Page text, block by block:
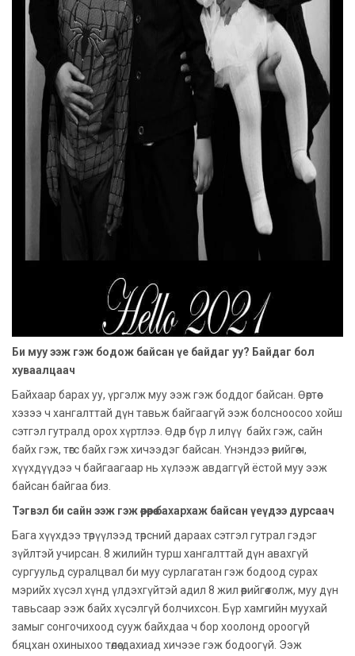
Би муу ээж гэж бодож байсан үе байдаг уу? Байдаг бол
хуваалцаач
Байхаар барах уу, үргэлж муу ээж гэж боддог байсан. Өөртөө
хэзээ ч хангалттай дүн тавьж байгаагүй ээж болсноосоо хойш
сэтгэл гутралд орох хүртлээ. Өдөр бүр л илүү байх гэж, сайн
байх гэж, төгс байх гэж хичээдэг байсан. Үнэндээ өөрийгөө ч,
хүүхдүүдээ ч байгаагаар нь хүлээж авдаггүй ёстой муу ээж
байсан байгаа биз.
Тэгвэл би сайн ээж гэж өөрөөрөө бахархаж байсан үеүдээ дурсаач
Бага хүүхдээ төрүүлээд төрсний дараах сэтгэл гутрал гэдэг
зүйлтэй учирсан. 8 жилийн турш хангалттай дүн авахгүй
сургуульд суралцвал би муу сурлагатан гэж бодоод сурах
мэрийх хүсэл хүнд үлдэхгүйтэй адил 8 жил өөрийгөө голж, муу дүн
тавьсаар ээж байх хүсэлгүй болчихсон. Бүр хамгийн муухай
замыг сонгочихоод сууж байхдаа ч бор хоолонд ороогүй
бяцхан охиныхоо төлөө дахиад хичээе гэж бодоогүй. Ээж